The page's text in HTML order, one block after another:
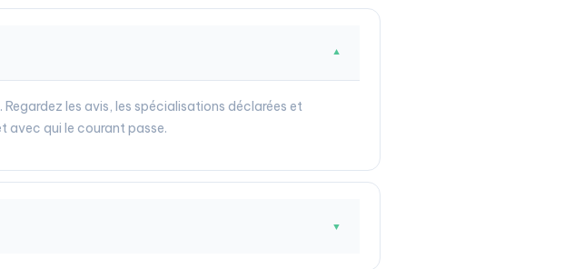
▼
les avis, les spécialisations déclarées et
avec qui le courant passe.
▼